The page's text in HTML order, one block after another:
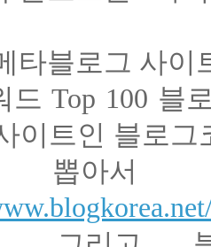
타블로그 사이
드 Top 100 블
이트인 블로
아